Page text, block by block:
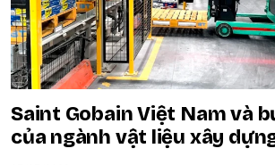
Saint Gobain Việt Nam và
của ngành vật liệu xây